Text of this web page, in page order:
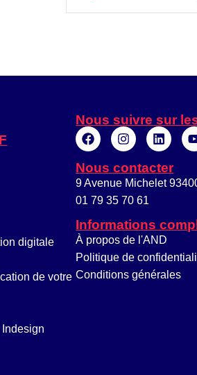
digitale
de votre
Nous suivre sur
Nous contacter
9 Avenue Michelet
01 79 35 70 61
Informations
À propos de l'AND
Politique de
Conditions générales